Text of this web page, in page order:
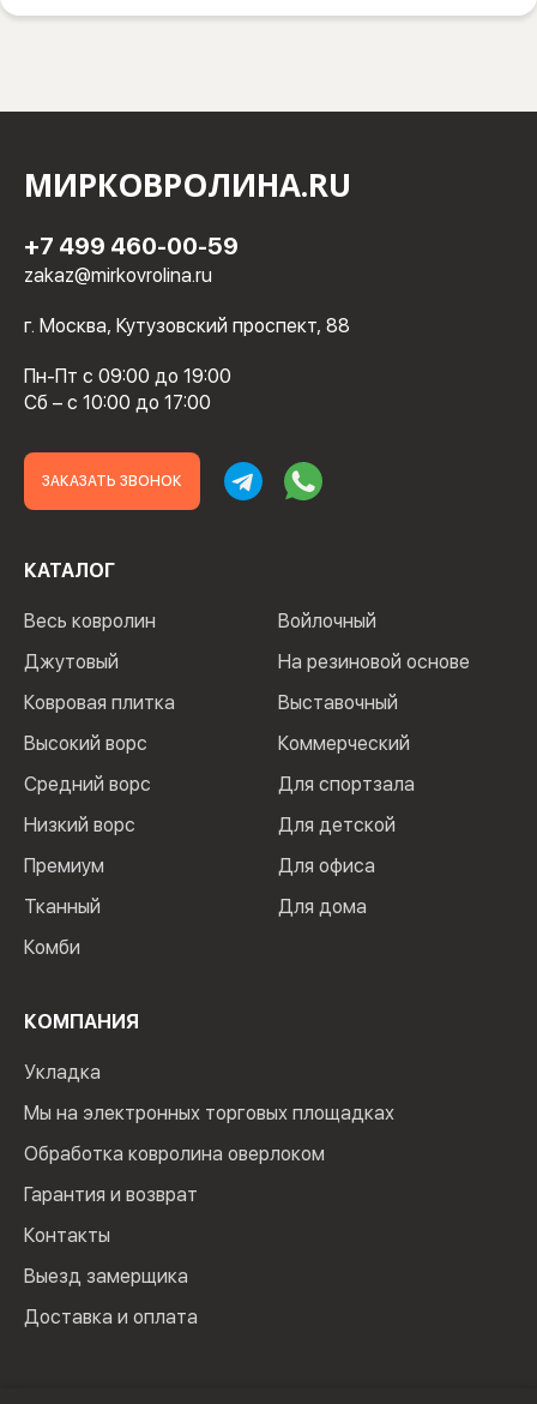
МИРКОВРОЛИНА.RU
+7 499 460-00-59
zakaz@mirkovrolina.ru
г. Москва, Кутузовский проспект, 88
Пн-Пт с 09:00 до 19:00
Сб – с 10:00 до 17:00
ЗАКАЗАТЬ ЗВОНОК
КАТАЛОГ
Весь ковролин
Джутовый
Ковровая плитка
Высокий ворс
Средний ворс
Низкий ворс
Премиум
Тканный
Комби
Войлочный
На резиновой основе
Выставочный
Коммерческий
Для спортзала
Для детской
Для офиса
Для дома
КОМПАНИЯ
Укладка
Мы на электронных торговых площадках
Обработка ковролина оверлоком
Гарантия и возврат
Контакты
Выезд замерщика
Доставка и оплата